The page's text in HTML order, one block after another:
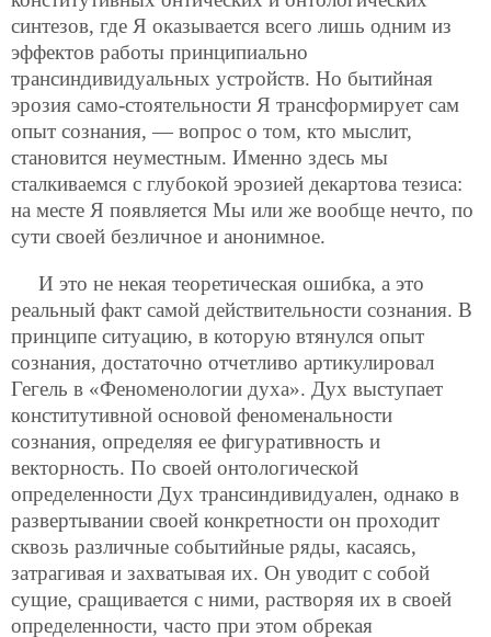
синтезов, где Я оказывается всего лишь одним из
эффектов работы принципиально
трансиндивидуальных устройств. Но бытийная
эрозия само-стоятельности Я трансформирует сам
опыт сознания, — вопрос о том, кто мыслит,
становится неуместным. Именно здесь мы
сталкиваемся с глубокой эрозией декартова тезиса:
на месте Я появляется Мы или же вообще нечто, по
сути своей безличное и анонимное.
И это не некая теоретическая ошибка, а это
реальный факт самой действительности сознания. В
принципе ситуацию, в которую втянулся опыт
сознания, достаточно отчетливо артикулировал
Гегель в «Феноменологии духа». Дух выступает
конститутивной основой феноменальности
сознания, определяя ее фигуративность и
векторность. По своей онтологической
определенности Дух трансиндивидуален, однако в
развертывании своей конкретности он проходит
сквозь различные событийные ряды, касаясь,
затрагивая и захватывая их. Он уводит с собой
сущие, сращивается с ними, растворяя их в своей
определенности, часто при этом обрекая